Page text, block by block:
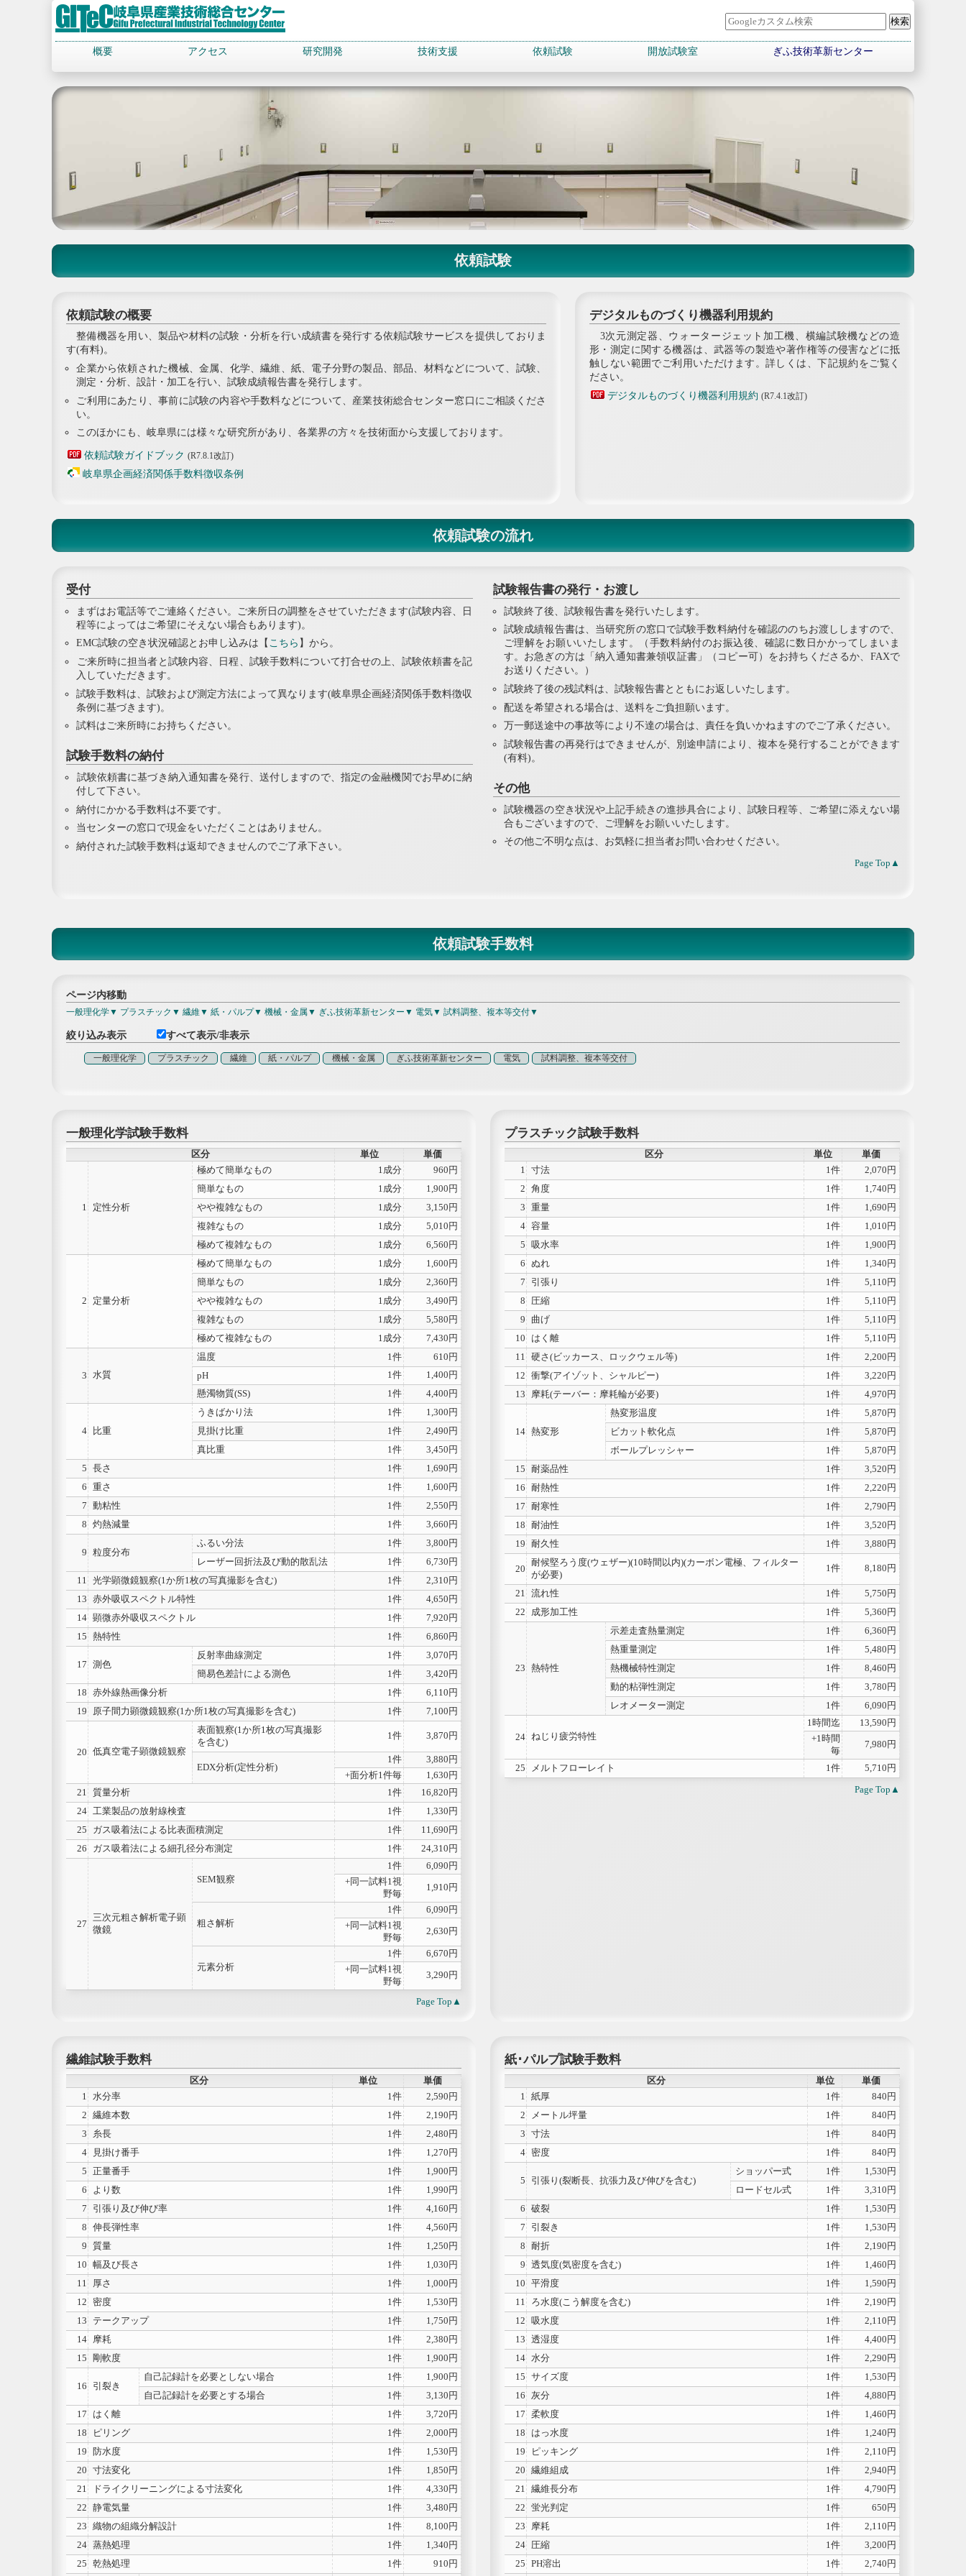
概要 アクセス 研究開発 技術支援 依頼試験 開放試験室 ぎふ技術革新センター
依頼試験
依頼試験の概要
整備機器を用い、製品や材料の試験・分析を行い成績書を発行する依頼試験サービスを提供しておりま
す(有料)。
企業から依頼された機械、金属、化学、繊維、紙、電子分野の製品、部品、材料などについて、試験、
測定・分析、設計・加工を行い、試験成績報告書を発行します。
ご利用にあたり、事前に試験の内容や手数料などについて、産業技術総合センター窓口にご相談くださ
い。
このほかにも、岐阜県には様々な研究所があり、各業界の方々を技術面から支援しております。
依頼試験ガイドブック R7.8.1改訂
岐阜県企画経済関係手数料徴収条例
デジタルものづくり機器利用規約
3次元測定器、ウォータージェット加工機、横編試験機などの造
形・測定に関する機器は、武器等の製造や著作権等の侵害などに抵
触しない範囲でご利用いただけます。詳しくは、下記規約をご覧く
ださい。
デジタルものづくり機器利用規約
R7.4.1改訂
依頼試験の流れ
受付
まずはお電話等でご連絡ください。ご来所日の調整をさせていただきます(試験内容、日
程等によってはご希望にそえない場合もあります)。
EMC試験の空き状況確認とお申し込みは【こちら 】から。
ご来所時に担当者と試験内容、日程、試験手数料について打合せの上、試験依頼書を記
入していただきます。
試験手数料は、試験および測定方法によって異なります(岐阜県企画経済関係手数料徴収
条例に基づきます)。
試料はご来所時にお持ちください。
試験手数料の納付
試験依頼書に基づき納入通知書を発行、送付しますので、指定の金融機関でお早めに納
付して下さい。
納付にかかる手数料は不要です。
当センターの窓口で現金をいただくことはありません。
納付された試験手数料は返却できませんのでご了承下さい。
試験報告書の発行・お渡し
試験終了後、試験報告書を発行いたします。
試験成績報告書は、当研究所の窓口で試験手数料納付を確認ののちお渡ししますので、
ご理解をお願いいたします。（手数料納付のお振込後、確認に数日かかってしまいま
す。お急ぎの方は「納入通知書兼領収証書」（コピー可）をお持ちくださるか、FAXで
お送りください。）
試験終了後の残試料は、試験報告書とともにお返しいたします。
配送を希望される場合は、送料をご負担願います。
万一郵送途中の事故等により不達の場合は、責任を負いかねますのでご了承ください。
試験報告書の再発行はできませんが、別途申請により、複本を発行することができます
(有料)。
その他
試験機器の空き状況や上記手続きの進捗具合により、試験日程等、ご希望に添えない場
合もございますので、ご理解をお願いいたします。
その他ご不明な点は、お気軽に担当者お問い合わせください。
Page Top
依頼試験手数料
ページ内移動
一般理化学 プラスチック 繊維 紙・パルプ 機械・金属 ぎふ技術革新センター 電気 試料調整、複本等交付
絞り込み表示 すべて表示/非表示
一般理化学 プラスチック 繊維 紙・パルプ 機械・金属 ぎふ技術革新センター 電気 試料調整、複本等交付
一般理化学試験手数料
区分 単位 単価
1 定性分析
極めて簡単なもの 1成分
960円
簡単なもの
1成分
1,900円
やや複雑なもの
1成分
3,150円
複雑なもの
1成分
5,010円
極めて複雑なもの
1成分 6,560円
2 定量分析
極めて簡単なもの 1成分
1,600円
簡単なもの
1成分
2,360円
やや複雑なもの
1成分
3,490円
複雑なもの
1成分
5,580円
極めて複雑なもの
1成分 7,430円
3 水質
温度 1件
610円
pH
1件
1,400円
懸濁物質(SS)
1件 4,400円
4 比重
うきばかり法 1件
1,300円
見掛け比重
1件
2,490円
真比重
1件
3,450円
5 長さ 1件
1,690円
6 重さ 1件
1,600円
7 動粘性 1件
2,550円
8 灼熱減量 1件 3,660円
9 粒度分布
ふるい分法 1件
3,800円
レーザー回折法及び動的散乱法
1件
6,730円
11 光学顕微鏡観察(1か所1枚の写真撮影を含む) 1件
2,310円
13 赤外吸収スペクトル特性 1件
4,650円
14 顕微赤外吸収スペクトル 1件
7,920円
15 熱特性 1件 6,860円
17 測色
反射率曲線測定 1件
3,070円
簡易色差計による測色
1件
3,420円
18 赤外線熱画像分析 1件
6,110円
19
原子間力顕微鏡観察(1か所1枚の写真撮影を含む) 1件 7,100円
20 低真空電子顕微鏡観察
表面観察(1か所1枚の写真撮影
を含む)
1件 3,870円
EDX分析(定性分析)
1件
3,880円
+面分析1件毎
1,630円
21 質量分析 1件
16,820円
24 工業製品の放射線検査 1件
1,330円
25
ガス吸着法による比表面積測定 1件
11,690円
26
ガス吸着法による細孔径分布測定 1件 24,310円
27
三次元粗さ解析電子顕
微鏡
SEM観察
1件
6,090円
+同一試料1視
野毎
1,910円
粗さ解析
1件
6,090円
+同一試料1視
野毎
2,630円
元素分析
1件
6,670円
+同一試料1視
野毎
3,290円
Page Top
プラスチック試験手数料
区分 単位
単価
1 寸法 1件
2,070円
2 角度 1件
1,740円
3 重量 1件
1,690円
4 容量 1件
1,010円
5 吸水率 1件
1,900円
6 ぬれ 1件
1,340円
7
引張り 1件
5,110円
8 圧縮 1件
5,110円
9
曲げ 1件
5,110円
10
はく離 1件
5,110円
11 硬さ(ビッカース、ロックウェル等) 1件
2,200円
12 衝撃(アイゾット、シャルピー) 1件
3,220円
13
摩耗(テーバー：摩耗輪が必要) 1件 4,970円
14 熱変形
熱変形温度 1件
5,870円
ビカット軟化点
1件
5,870円
ボールプレッシャー
1件
5,870円
15 耐薬品性 1件
3,520円
16 耐熱性 1件
2,220円
17 耐寒性 1件
2,790円
18 耐油性 1件
3,520円
19 耐久性 1件 3,880円
20
耐候堅ろう度(ウェザー)(10時間以内)(カーボン電極、フィルター
が必要)
1件 8,180円
21 流れ性 1件
5,750円
22
成形加工性 1件 5,360円
23 熱特性
示差走査熱量測定 1件
6,360円
熱重量測定
1件
5,480円
熱機械特性測定
1件
8,460円
動的粘弾性測定
1件
3,780円
レオメーター測定
1件 6,090円
24 ねじり疲労特性
1時間迄
13,590円
+1時間
毎
7,980円
25 メルトフローレイト 1件
5,710円
Page Top
繊維試験手数料
区分 単位
単価
1 水分率 1件
2,590円
2 繊維本数 1件
2,190円
3
糸長 1件
2,480円
4
見掛け番手 1件
1,270円
5 正量番手 1件
1,900円
6
より数 1件
1,990円
7
引張り及び伸び率 1件
4,160円
8 伸長弾性率 1件
4,560円
9 質量 1件
1,250円
10 幅及び長さ 1件
1,030円
11
厚さ 1件
1,000円
12
密度 1件
1,530円
13
テークアップ 1件
1,750円
14 摩耗 1件
2,380円
15
剛軟度 1件 1,900円
16 引裂き
自己記録計を必要としない場合 1件
1,900円
自己記録計を必要とする場合
1件
3,130円
17
はく離 1件
3,720円
18
ピリング 1件
2,000円
19
防水度 1件
1,530円
20 寸法変化 1件
1,850円
21
ドライクリーニングによる寸法変化 1件
4,330円
22 静電気量 1件
3,480円
23 織物の組織分解設計 1件
8,100円
24 蒸熱処理 1件
1,340円
25 乾熱処理 1件 910円
紙･パルプ試験手数料
区分 単位
単価
1 紙厚 1件
840円
2
メートル坪量 1件
840円
3 寸法 1件
840円
4 密度 1件 840円
5 引張り(裂断長、抗張力及び伸びを含む)
ショッパー式 1件
1,530円
ロードセル式
1件
3,310円
6 破裂 1件
1,530円
7
引裂き 1件
1,530円
8 耐折 1件
2,190円
9 透気度(気密度を含む) 1件
1,460円
10 平滑度 1件
1,590円
11
ろ水度(こう解度を含む) 1件
2,190円
12 吸水度 1件
2,110円
13 透湿度 1件
4,400円
14 水分 1件
2,290円
15 サイズ度 1件
1,530円
16 灰分 1件
4,880円
17 柔軟度 1件
1,460円
18
はっ水度 1件
1,240円
19
ピッキング 1件
2,110円
20 繊維組成 1件
2,940円
21 繊維長分布 1件
4,790円
22 蛍光判定 1件
650円
23
摩耗 1件
2,110円
24 圧縮 1件
3,200円
25 PH溶出 1件 2,740円